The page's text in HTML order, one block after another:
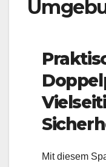
Mit diesem